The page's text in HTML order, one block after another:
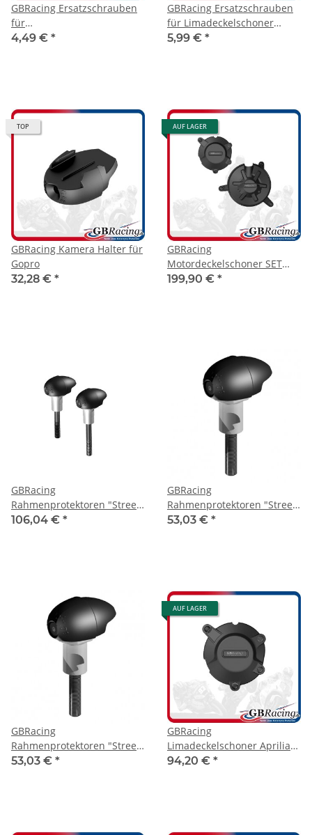
GBRacing Ersatzschrauben
für
Kupplungsdeckelschoner
4,49 € *
GBRacing Ersatzschrauben
für Limadeckelschoner
Aprilia RSV4 09-20
5,99 € *
TOP
GBRacing Kamera Halter für
Gopro
32,28 € *
AUF LAGER
GBRacing
Motordeckelschoner SET
Aprilia RSV4 09-19
199,90 € *
GBRacing
Rahmenprotektoren "Street"
(Bullet Slider) Aprilia Tuona
106,04 € *
GBRacing
Rahmenprotektoren "Street"
(Bullet Slider) Aprilia Tuona
53,03 € *
GBRacing
Rahmenprotektoren "Street"
(Bullet Slider) Aprilia Tuona
53,03 € *
AUF LAGER
GBRacing
Limadeckelschoner Aprilia
RSV4 09-20
94,20 € *